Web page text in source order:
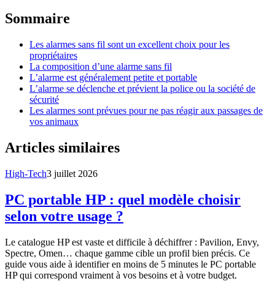
Sommaire
Les alarmes sans fil sont un excellent choix pour les
propriétaires
La composition d’une alarme sans fil
L’alarme est généralement petite et portable
L’alarme se déclenche et prévient la police ou la société de
sécurité
Les alarmes sont prévues pour ne pas réagir aux passages de
vos animaux
Articles similaires
High-Tech3 juillet 2026
PC portable HP : quel modèle choisir
selon votre usage ?
Le catalogue HP est vaste et difficile à déchiffrer : Pavilion, Envy,
Spectre, Omen… chaque gamme cible un profil bien précis. Ce
guide vous aide à identifier en moins de 5 minutes le PC portable
HP qui correspond vraiment à vos besoins et à votre budget.